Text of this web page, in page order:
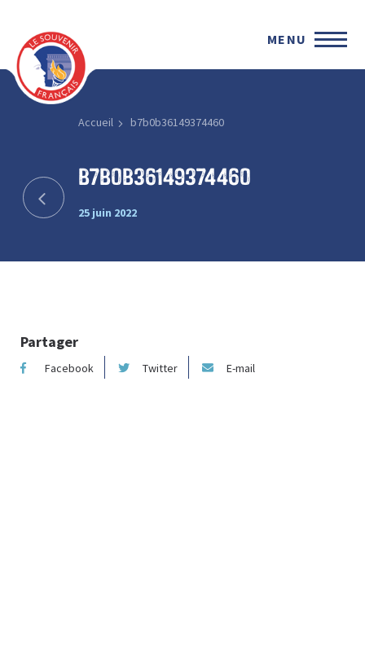
MENU
Accueil b7b0b36149374460
b7b0b36149374460
25 juin 2022
Partager
Facebook Twitter E-mail